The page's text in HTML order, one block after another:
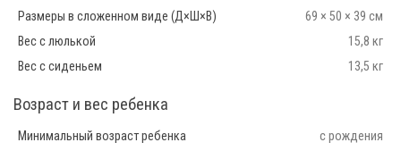
Размеры в сложенном виде (Д×Ш×В)
69 × 50 × 39 см
Вес с люлькой
15,8 кг
Вес с сиденьем
13,5 кг
Возраст и вес ребенка
Минимальный возраст ребенка
с рождения